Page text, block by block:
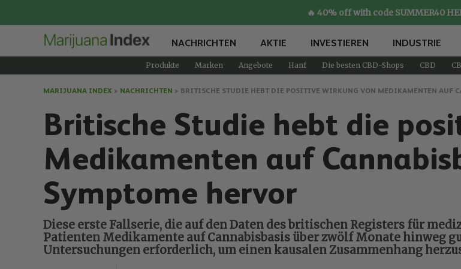
🔥 40% off with code SUMMER40
NACHRICHTEN AKTIE INVESTIEREN INDUSTRIE
Produkte Marken Angebote Hanf Die besten CBD-Shops CBD
MARIJUANA INDEX > NACHRICHTEN > BRITISCHE STUDIE HEBT DIE POSITIVE WIRKUNG VON MEDIKAMENTEN AUF
Britische Studie hebt die
Medikamenten auf
Symptome hervor
Diese erste Fallserie, die auf den Daten des britischen Registers für
Patienten Medikamente auf Cannabisbasis über zwölf Monate hinweg
Untersuchungen erforderlich, um einen kausalen Zusammenhang